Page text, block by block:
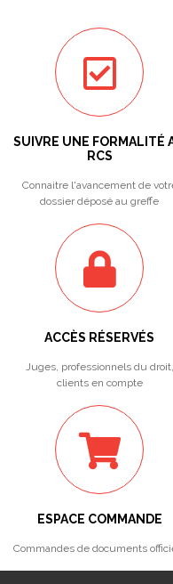
SUIVRE UNE FORMALITÉ
RCS
Connaitre l'avancement de
dossier déposé au greffe
ACCÈS RÉSERVÉS
Juges, professionnels du droit,
clients en compte
ESPACE COMMANDE
Commandes de documents